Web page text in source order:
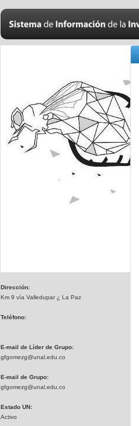
Dirección:
Km 9 vía Valledupar ¿ La Paz
Teléfono:
E-mail de Líder de Grupo:
gfgomezg@unal.edu.co
E-mail de Grupo:
gfgomezg@unal.edu.co
Estado UN:
Activo